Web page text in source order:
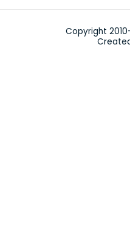
Copyright